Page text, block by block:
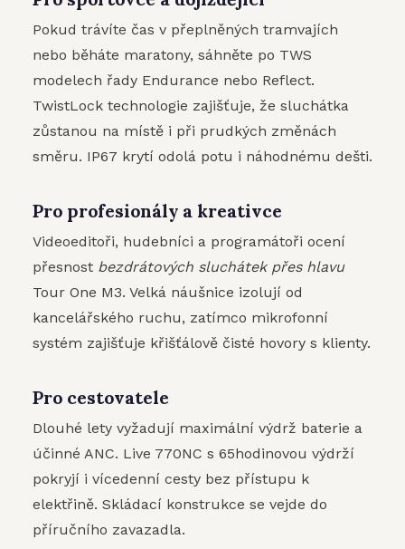
Pokud trávíte čas v přeplněných tramvajích
nebo běháte maratony, sáhněte po TWS
modelech řady Endurance nebo Reflect.
TwistLock technologie zajišťuje, že sluchátka
zůstanou na místě i při prudkých změnách
směru. IP67 krytí odolá potu i náhodnému dešti.
Pro profesionály a kreativce
Videoeditoři, hudebníci a programátoři ocení
přesnost bezdrátových sluchátek přes hlavu
Tour One M3. Velká náušnice izolují od
kancelářského ruchu, zatímco mikrofonní
systém zajišťuje křišťálově čisté hovory s klienty.
Pro cestovatele
Dlouhé lety vyžadují maximální výdrž baterie a
účinné ANC. Live 770NC s 65hodinovou výdrží
pokryjí i vícedenní cesty bez přístupu k
elektřině. Skládací konstrukce se vejde do
příručního zavazadla.